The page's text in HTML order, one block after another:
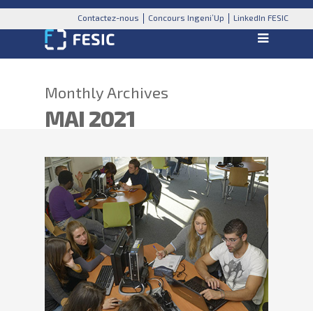
Contactez-nous Concours Ingeni’Up LinkedIn FESIC
Monthly Archives
MAI 2021